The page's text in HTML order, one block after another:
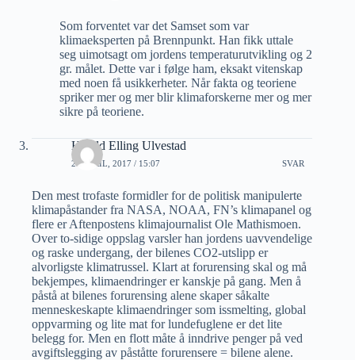
Som forventet var det Samset som var
klimaeksperten på Brennpunkt. Han fikk uttale
seg uimotsagt om jordens temperaturutvikling og 2
gr. målet. Dette var i følge ham, eksakt vitenskap
med noen få usikkerheter. Når fakta og teoriene
spriker mer og mer blir klimaforskerne mer og mer
sikre på teoriene.
Harald Elling Ulvestad
27 APRIL, 2017 / 15:07 SVAR
Den mest trofaste formidler for de politisk manipulerte
klimapåstander fra NASA, NOAA, FN’s klimapanel og
flere er Aftenpostens klimajournalist Ole Mathismoen.
Over to-sidige oppslag varsler han jordens uavvendelige
og raske undergang, der bilenes CO2-utslipp er
alvorligste klimatrussel. Klart at forurensing skal og må
bekjempes, klimaendringer er kanskje på gang. Men å
påstå at bilenes forurensing alene skaper såkalte
menneskeskapte klimaendringer som issmelting, global
oppvarming og lite mat for lundefuglene er det lite
belegg for. Men en flott måte å inndrive penger på ved
avgiftslegging av påståtte forurensere = bilene alene.